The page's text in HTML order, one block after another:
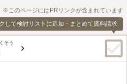
※このページにはPRリンクが含まれています
して検討リストに追加・まとめて資料請求
そう